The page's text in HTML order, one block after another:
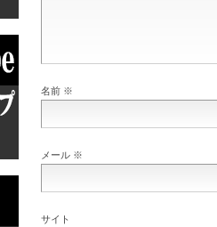
名前 ※
メール ※
サイト